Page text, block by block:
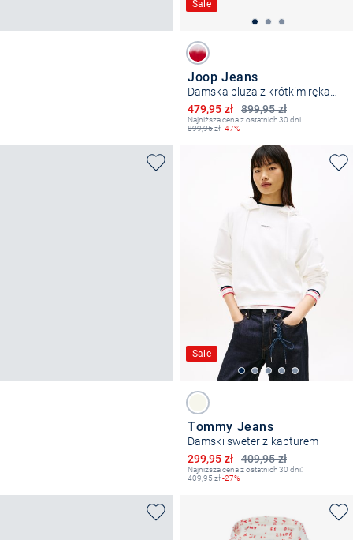
Sale
Joop Jeans
899,95 zł
Obniżona cena
479,95 zł
Najniższa cena z ostatnich 30 dni:
899,95zł-47%
Sale
Tommy Jeans
Damski sweter z kapturem
409,95 zł
Obniżona cena
299,95 zł
Najniższa cena z ostatnich 30 dni:
409,95zł-27%